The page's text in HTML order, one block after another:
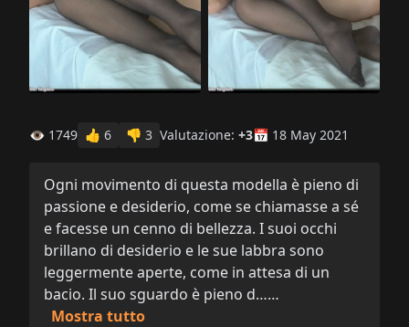
👁 1749 👍 6 👎 3 Valutazione: +3📅 18 May 2021
Ogni movimento di questa modella è pieno di
passione e desiderio, come se chiamasse a sé
e facesse un cenno di bellezza. I suoi occhi
brillano di desiderio e le sue labbra sono
leggermente aperte, come in attesa di un
bacio. Il suo sguardo è pieno d……
Mostra tutto